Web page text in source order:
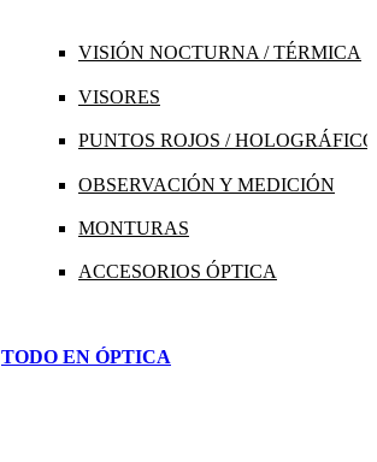
VISIÓN NOCTURNA / TÉRMICA
VISORES
PUNTOS ROJOS /
OBSERVACIÓN Y MEDICIÓN
MONTURAS
ACCESORIOS ÓPTICA
TODO EN ÓPTICA